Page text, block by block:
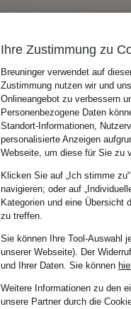
Ihre Zustimmung zu
Breuninger verwendet auf
Zustimmung nutzen wir und
Onlineangebot zu verbessern
Personenbezogene Daten
Standort-Informationen,
personalisierte Anzeigen
Webseite, um diese für Sie zu
Klicken Sie auf „Ich stimme
navigieren; oder auf
Kategorien und eine Übersicht
zu treffen.
Sie können Ihre Tool-Auswahl
unserer Webseite). Der
und Ihrer Daten. Sie können
Weitere Informationen zu den
unsere Partner durch die